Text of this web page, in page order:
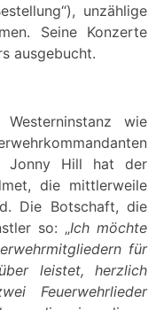
unzählige
Seine Konzerte
ausgebucht.
wie
Jonny Hill hat der
die mittlerweile
Die Botschaft, die
so: „Ich möchte
für
leistet, herzlich
Feuerwehrlieder